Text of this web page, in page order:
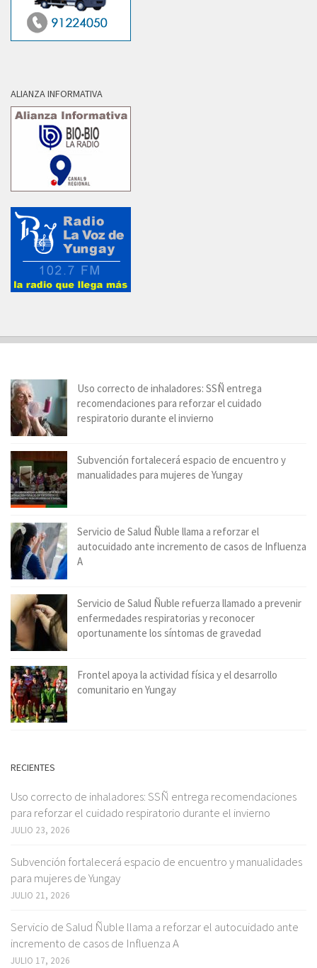
ALIANZA INFORMATIVA
Uso correcto de inhaladores: SSÑ entrega
recomendaciones para reforzar el cuidado
respiratorio durante el invierno
Subvención fortalecerá espacio de encuentro y
manualidades para mujeres de Yungay
Servicio de Salud Ñuble llama a reforzar el
autocuidado ante incremento de casos de Influenza
A
Servicio de Salud Ñuble refuerza llamado a prevenir
enfermedades respiratorias y reconocer
oportunamente los síntomas de gravedad
Frontel apoya la actividad física y el desarrollo
comunitario en Yungay
RECIENTES
Uso correcto de inhaladores: SSÑ entrega recomendaciones
para reforzar el cuidado respiratorio durante el invierno
JULIO 23, 2026
Subvención fortalecerá espacio de encuentro y manualidades
para mujeres de Yungay
JULIO 21, 2026
Servicio de Salud Ñuble llama a reforzar el autocuidado ante
incremento de casos de Influenza A
JULIO 17, 2026